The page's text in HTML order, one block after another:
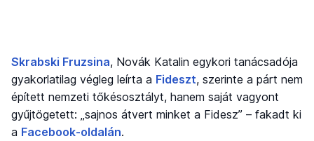
Skrabski Fruzsina, Novák Katalin egykori tanácsadója
gyakorlatilag végleg leírta a Fideszt, szerinte a párt nem
épített nemzeti tőkésosztályt, hanem saját vagyont
gyűjtögetett: „sajnos átvert minket a Fidesz” – fakadt ki
a Facebook-oldalán.